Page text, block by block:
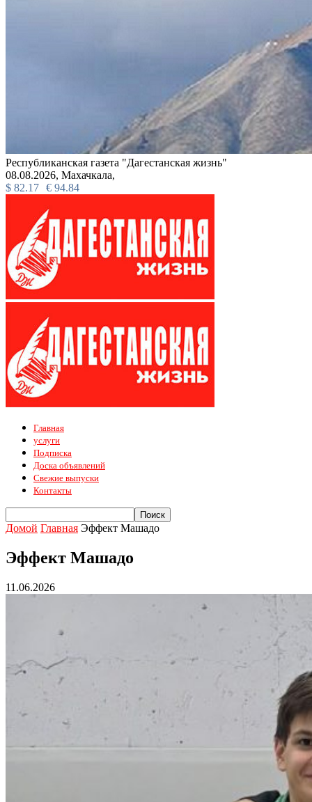
Республиканская газета "Дагестанская жизнь"
08.08.2026, Махачкала,
$ 82.17 € 94.84
Главная
услуги
Подписка
Доска объявлений
Свежие выпуски
Контакты
Домой Главная Эффект Машадо
Эффект Машадо
11.06.2026